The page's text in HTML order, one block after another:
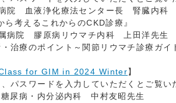
院 血液浄化療法センター長 腎臓内科
ら考えるこれからのCKD診療』
病院 膠原病リウマチ内科 上田洋先生
・治療のポイント～関節リウマチ診療ガ
for GIM in 2024 Winter】
、パスワードを入力していただくとご覧
尿病・内分泌内科 中村友昭先生